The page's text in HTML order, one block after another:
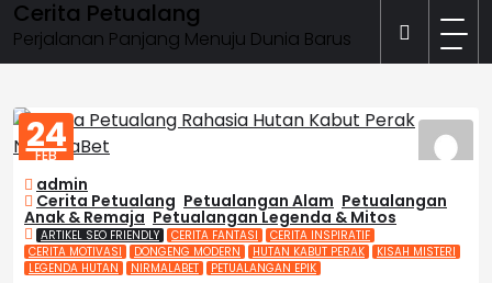
Skip
to
content
Cerita Petualang
Perjalanan Panjang Menuju Dunia Barus
24
FEB
admin
Cerita Petualang Petualangan Alam Petualangan
Anak & Remaja Petualangan Legenda & Mitos
ARTIKEL SEO FRIENDLY CERITA FANTASI
CERITA INSPIRATIF
CERITA MOTIVASI
DONGENG MODERN HUTAN KABUT PERAK
KISAH MISTERI
LEGENDA HUTAN
NIRMALABET PETUALANGAN EPIK